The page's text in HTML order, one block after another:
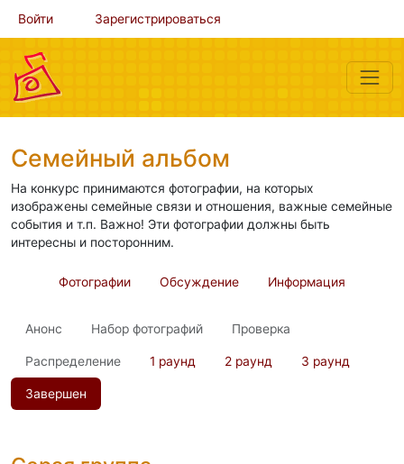
Войти Зарегистрироваться
Семейный альбом
На конкурс принимаются фотографии, на которых
изображены семейные связи и отношения, важные семейные
события и т.п. Важно! Эти фотографии должны быть
интересны и посторонним.
Фотографии Обсуждение Информация
Анонс Набор фотографий Проверка
Распределение 1 раунд 2 раунд 3 раунд
Завершен